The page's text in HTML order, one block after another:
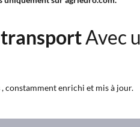
Avec
, constamment enrichi et mis à jour.